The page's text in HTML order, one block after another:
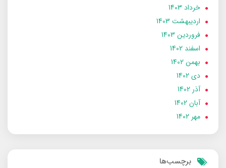
خرداد 1403
ارديبهشت 1403
فروردین 1403
اسفند 1402
بهمن 1402
دی 1402
آذر 1402
آبان 1402
مهر 1402
برچسب‌ها